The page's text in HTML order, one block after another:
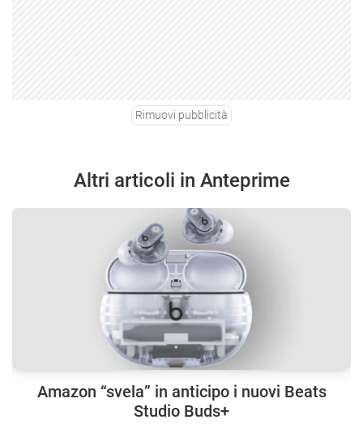
Rimuovi pubblicità
Altri articoli in Anteprime
Amazon “svela” in anticipo i nuovi Beats
Studio Buds+